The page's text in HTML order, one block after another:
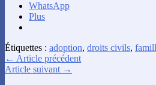
WhatsApp
Plus
Étiquettes : adoption, droits civils,
← Article précédent
Article suivant →